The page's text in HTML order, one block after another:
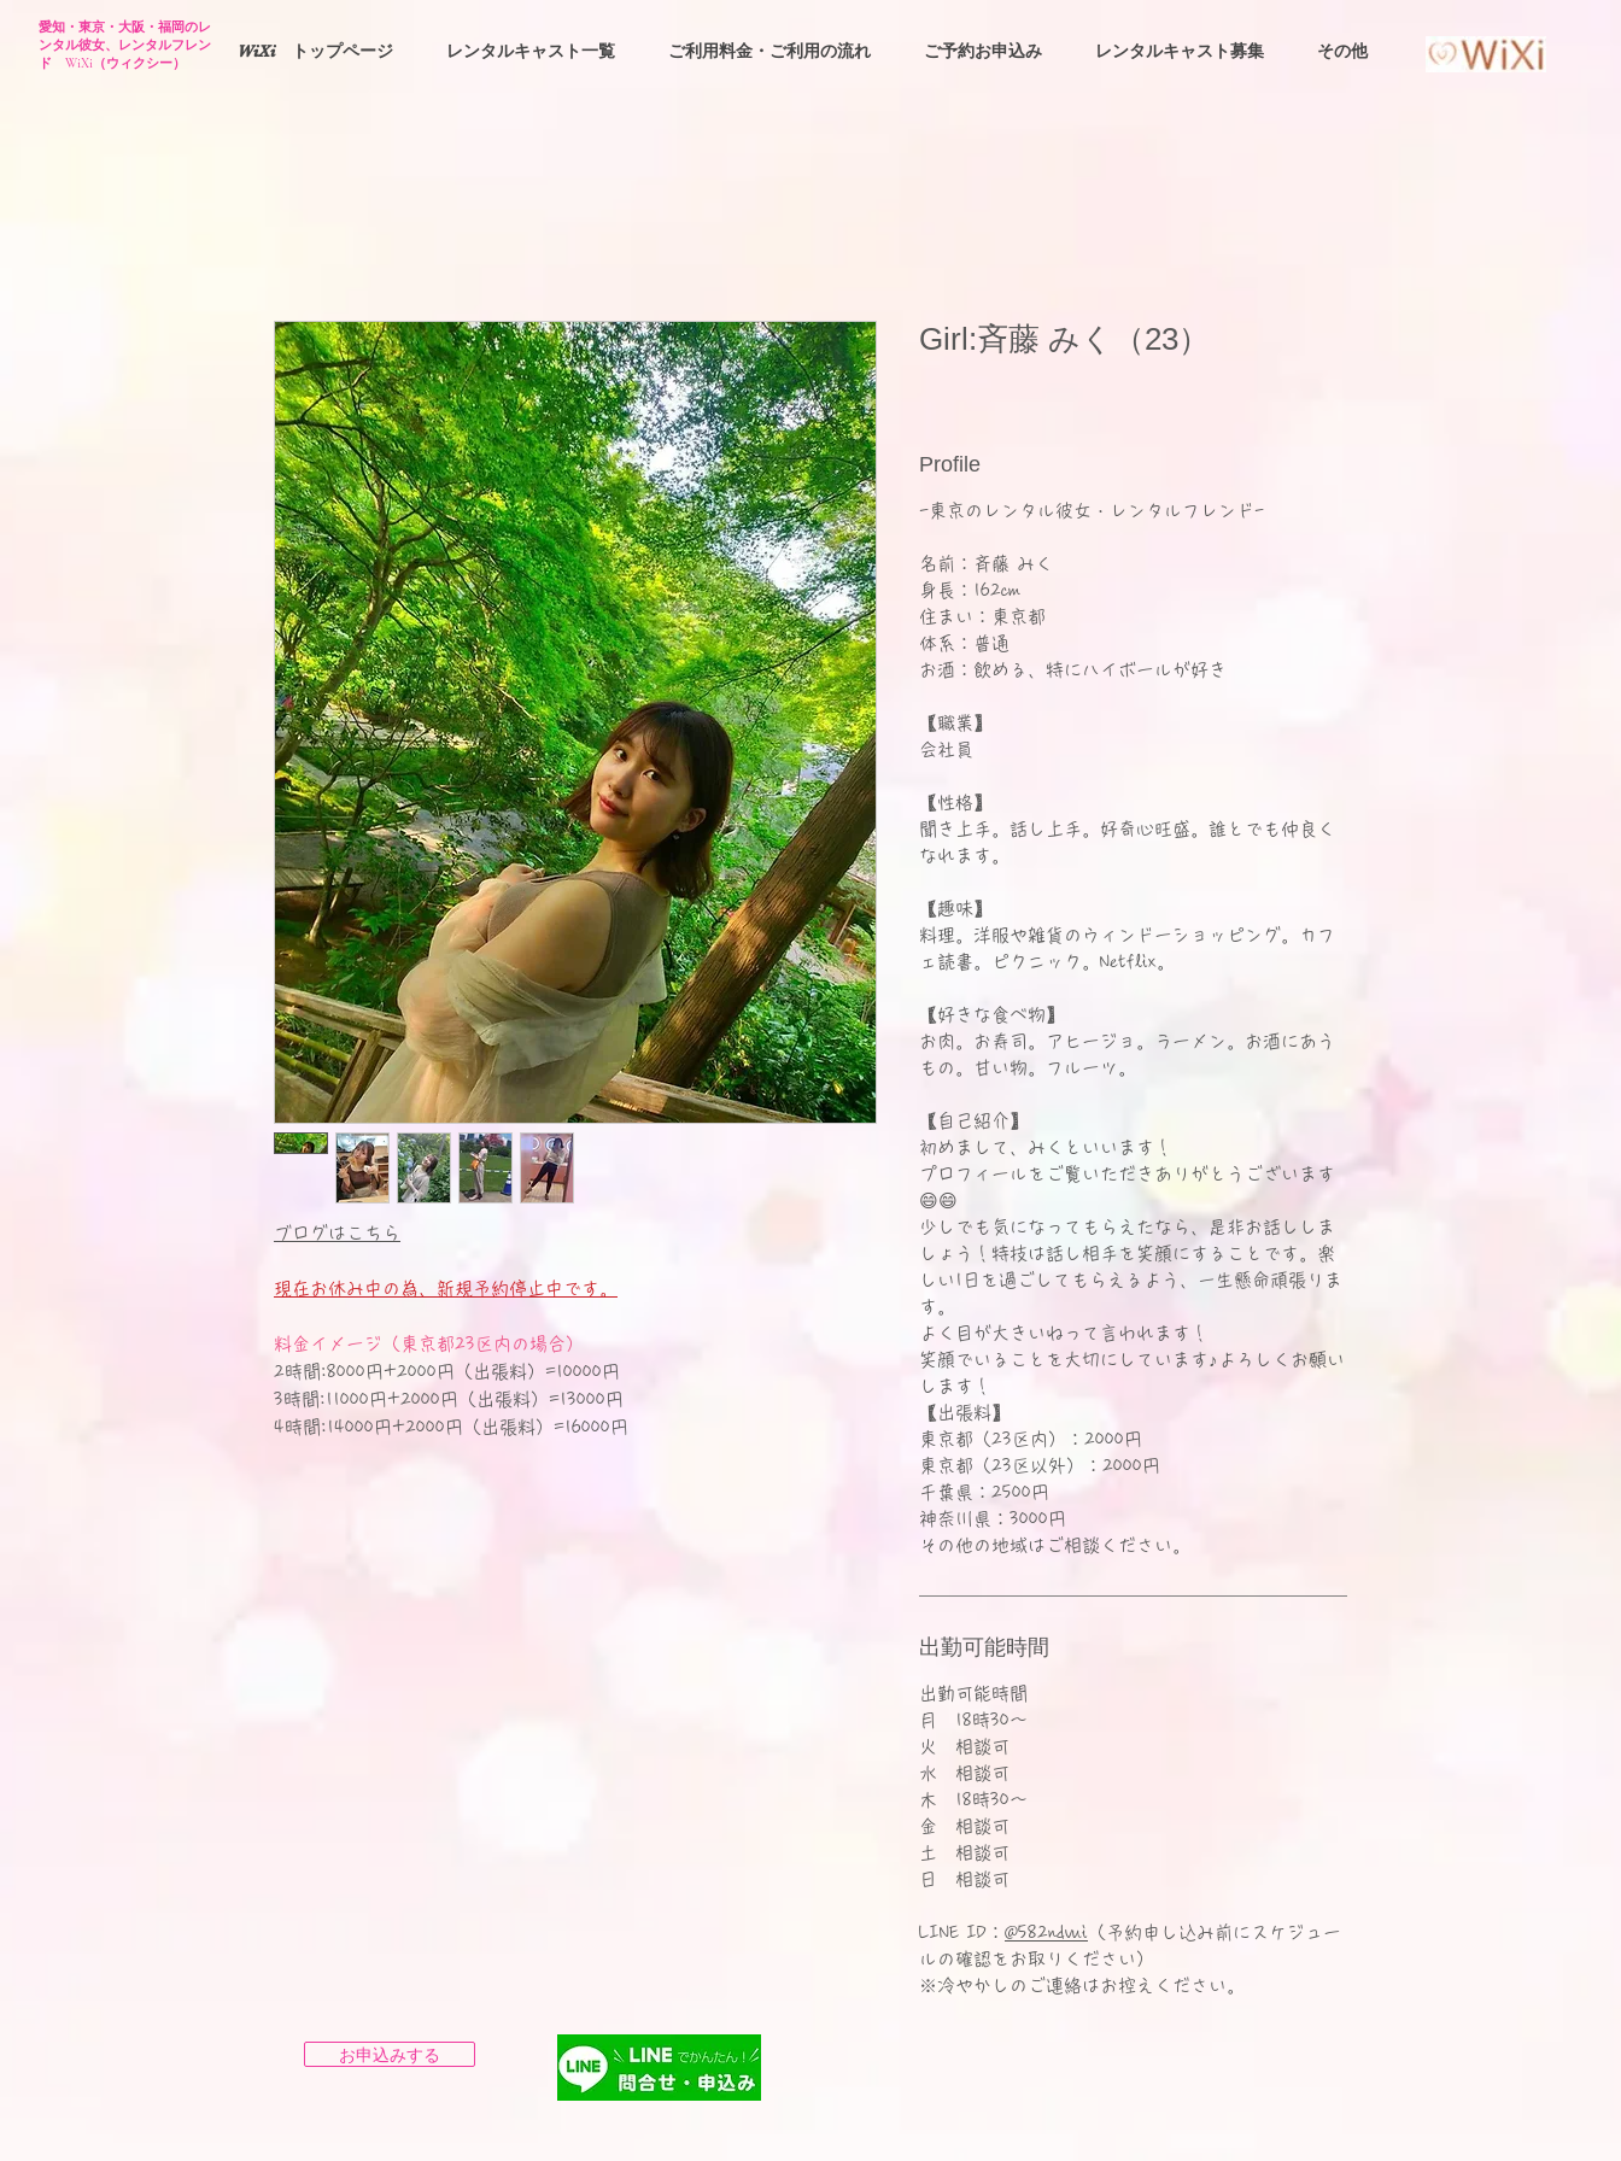
愛知・東京・大阪・福岡のレ
ンタル彼女、レンタルフレン
ド WiXi（ウィクシー）
WiXi トップページ レンタルキャスト一覧 ご利用料金・ご利用の流れ ご予約お申込み レンタルキャスト募集 その他
ブログはこちら
現在お休み中の為、新規予約停止中です。
料金イメージ（東京都23区内の場合）
2時間:8000円+2000円（出張料）=10000円
3時間:11000円+2000円（出張料）=13000円
4時間:14000円+2000円（出張料）=16000円
Girl:斉藤 みく（23）
Profile
-東京のレンタル彼女・レンタルフレンド-
名前：斉藤 みく
身長：162cm
住まい：東京都
体系：普通
お酒：飲める、特にハイボールが好き
【職業】
会社員
【性格】
聞き上手。話し上手。好奇心旺盛。誰とでも仲良く
なれます。
【趣味】
料理。洋服や雑貨のウィンドーショッピング。カフ
ェ読書。ピクニック。Netflix。
【好きな食べ物】
お肉。お寿司。アヒージョ。ラーメン。お酒にあう
もの。甘い物。フルーツ。
【自己紹介】
初めまして、みくといいます！
プロフィールをご覧いただきありがとうございます
😄😄
少しでも気になってもらえたなら、是非お話ししま
しょう！特技は話し相手を笑顔にすることです。楽
しい1日を過ごしてもらえるよう、一生懸命頑張りま
す。
よく目が大きいねって言われます！
笑顔でいることを大切にしています♪よろしくお願い
します！​
【出張料】
東京都（23区内）：2000円
東京都（23区以外）：2000円
千葉県：2500円
神奈川県：3000円
その他の地域はご相談ください。
出勤可能時間
出勤可能時間
月 18時30〜
火 相談可
水 相談可
木 18時30〜
金 相談可
土 相談可
日 相談可
LINE ID： @582ndvui （予約申し込み前にスケジュー
ルの確認をお取りください）
※冷やかしのご連絡はお控えください。
お申込みする